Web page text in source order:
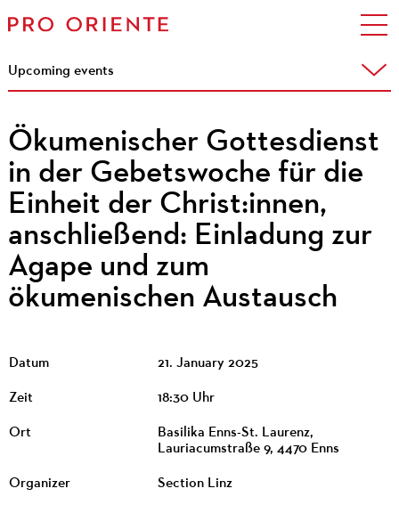
Upcoming events
Ökumenischer Gottesdienst
in der Gebetswoche für die
Einheit der Christ:innen,
anschließend: Einladung zur
Agape und zum
ökumenischen Austausch
Datum 21. January 2025
Zeit 18:30 Uhr
Ort
Basilika Enns-St. Laurenz,
Lauriacumstraße 9, 4470 Enns
Organizer Section Linz